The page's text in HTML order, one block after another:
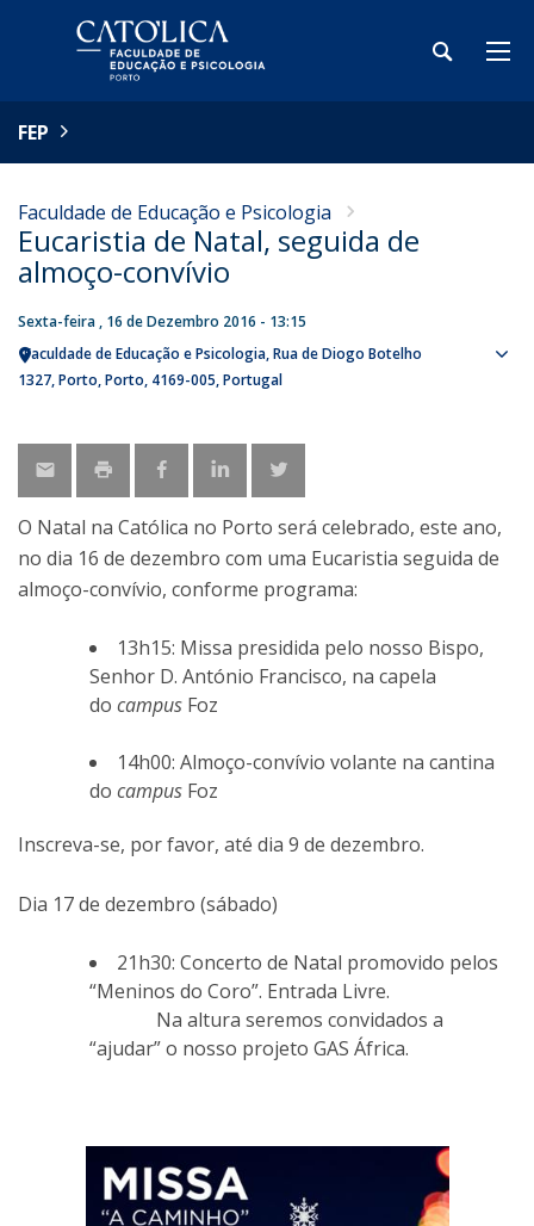
FEP
Faculdade de Educação e Psicologia
Eucaristia de Natal, seguida de
almoço-convívio
Sexta-feira , 16 de Dezembro 2016 - 13:15
Faculdade de Educação e Psicologia Rua de Diogo Botelho
1327 Porto Porto 4169-005 Portugal
O Natal na Católica no Porto será celebrado, este ano,
no dia 16 de dezembro com uma Eucaristia seguida de
almoço-convívio, conforme programa:
13h15: Missa presidida pelo nosso Bispo,
Senhor D. António Francisco, na capela
do campus Foz
14h00: Almoço-convívio volante na cantina
do campus Foz
Inscreva-se, por favor, até dia 9 de dezembro.
Dia 17 de dezembro (sábado)
21h30: Concerto de Natal promovido pelos
“Meninos do Coro”. Entrada Livre.
Na altura seremos convidados a
“ajudar” o nosso projeto GAS África.